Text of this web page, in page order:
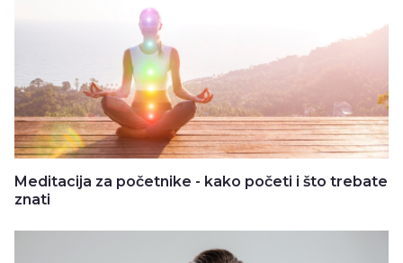
Meditacija za početnike - kako početi i što trebate
znati